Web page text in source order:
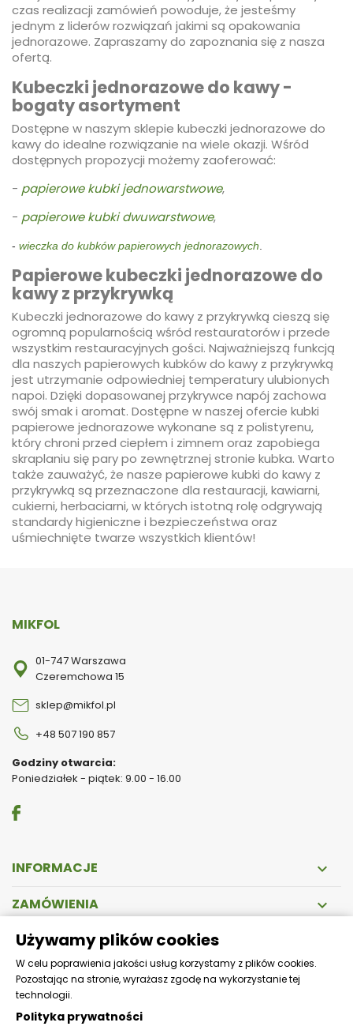
czas realizacji zamówień powoduje, że jesteśmy
jednym z liderów rozwiązań jakimi są opakowania
jednorazowe. Zapraszamy do zapoznania się z nasza
ofertą.
Kubeczki jednorazowe do kawy -
bogaty asortyment
Dostępne w naszym sklepie kubeczki jednorazowe do
kawy do idealne rozwiązanie na wiele okazji. Wśród
dostępnych propozycji możemy zaoferować:
- papierowe kubki jednowarstwowe,
- papierowe kubki dwuwarstwowe,
- wieczka do kubków papierowych jednorazowych
Papierowe kubeczki jednorazowe do
kawy z przykrywką
Kubeczki jednorazowe do kawy z przykrywką cieszą się
ogromną popularnością wśród restauratorów i przede
wszystkim restauracyjnych gości. Najważniejszą funkcją
dla naszych papierowych kubków do kawy z przykrywką
jest utrzymanie odpowiedniej temperatury ulubionych
napoi. Dzięki dopasowanej przykrywce napój zachowa
swój smak i aromat. Dostępne w naszej ofercie kubki
papierowe jednorazowe wykonane są z polistyrenu,
który chroni przed ciepłem i zimnem oraz zapobiega
skraplaniu się pary po zewnętrznej stronie kubka. Warto
także zauważyć, że nasze papierowe kubki do kawy z
przykrywką są przeznaczone dla restauracji, kawiarni,
cukierni, herbaciarni, w których istotną rolę odgrywają
standardy higieniczne i bezpieczeństwa oraz
uśmiechnięte twarze wszystkich klientów!
MIKFOL
01-747 Warszawa
Czeremchowa 15
sklep@mikfol.pl
+48 507 190 857
Godziny otwarcia:
Poniedziałek - piątek: 9.00 - 16.00
INFORMACJE 
ZAMÓWIENIA 
Używamy plików cookies
W celu poprawienia jakości usług korzystamy z plików cookies.
Pozostając na stronie, wyrażasz zgodę na wykorzystanie tej
technologii.
Polityka prywatności
DOSTAWA
Zapewniamy szybką i bezpieczną wysyłkę!